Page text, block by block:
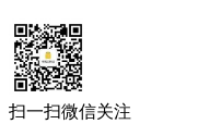
扫一扫微信关注